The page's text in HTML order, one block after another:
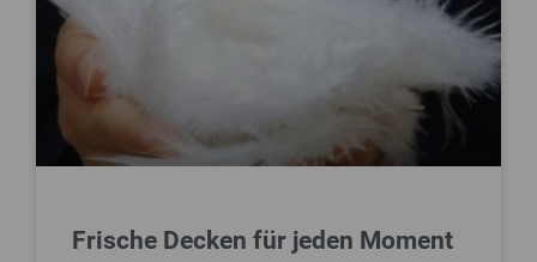
Frische Decken für jeden Moment